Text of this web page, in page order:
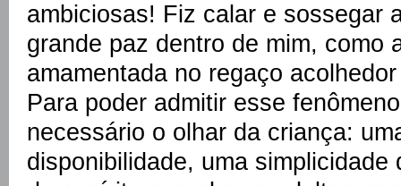
ambiciosas! Fiz calar e sossegar
grande paz dentro de mim, como
amamentada no regaço
Para poder admitir esse
necessário o olhar da criança:
disponibilidade, uma